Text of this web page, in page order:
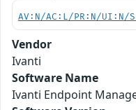
AV:N/AC:L/PR:N/UI:N/
Vendor
Ivanti
Software Name
Ivanti Endpoint